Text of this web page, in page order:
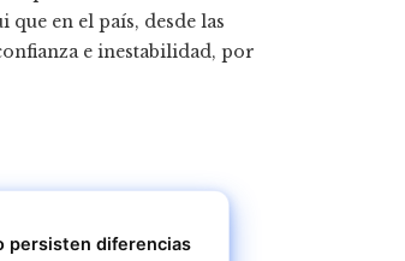
en el país, desde las
e inestabilidad, por
persisten diferencias